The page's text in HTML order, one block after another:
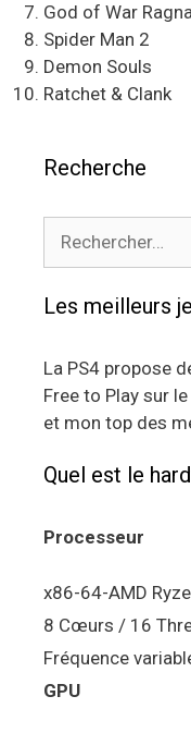
God of War
Spider Man 2
Demon Souls
Ratchet & Clank
Recherche
Les meilleurs
La PS4 propose
Free to Play sur
et mon top des
Quel est le
Processeur
x86-64-AMD
8 Cœurs / 16
Fréquence
GPU